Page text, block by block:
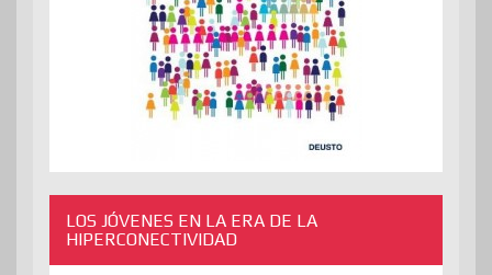
LOS JÓVENES EN LA ERA DE LA
HIPERCONECTIVIDAD